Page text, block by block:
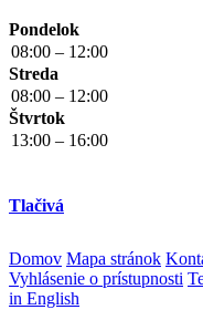
Pondelok
08:00 – 12:00
Streda
08:00 – 12:00
Štvrtok
13:00 – 16:00
Tlačivá
Domov Mapa stránok
Vyhlásenie o prístupnosti
in English